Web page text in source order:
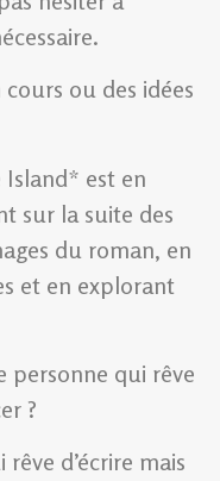
ou des idées
Island* est en
sur la suite des
du roman, en
et en explorant
personne qui rêve
?
d’écrire mais